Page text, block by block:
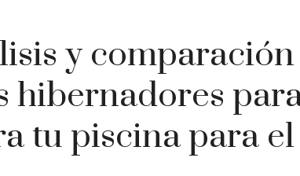
y comparación
hibernadores
tu piscina para